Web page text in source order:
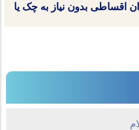
اقساطی بدون نیاز به چک یا